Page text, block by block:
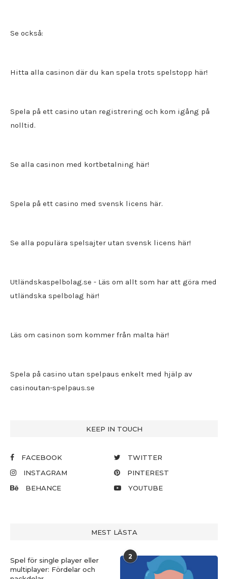
Se också:
Hitta alla casinon där du kan spela trots spelstopp här!
Spela på ett casino utan registrering och kom igång på
nolltid.
Se alla casinon med kortbetalning här!
Spela på ett casino med svensk licens här.
Se alla populära spelsajter utan svensk licens här!
Utländskaspelbolag.se - Läs om allt som har att göra med
utländska spelbolag här!
Läs om casinon som kommer från malta här!
Spela på casino utan spelpaus enkelt med hjälp av
casinoutan-spelpaus.se
KEEP IN TOUCH
FACEBOOK
TWITTER
INSTAGRAM
PINTEREST
BEHANCE
YOUTUBE
MEST LÄSTA
Spel för single player eller
multiplayer: Fördelar och
2